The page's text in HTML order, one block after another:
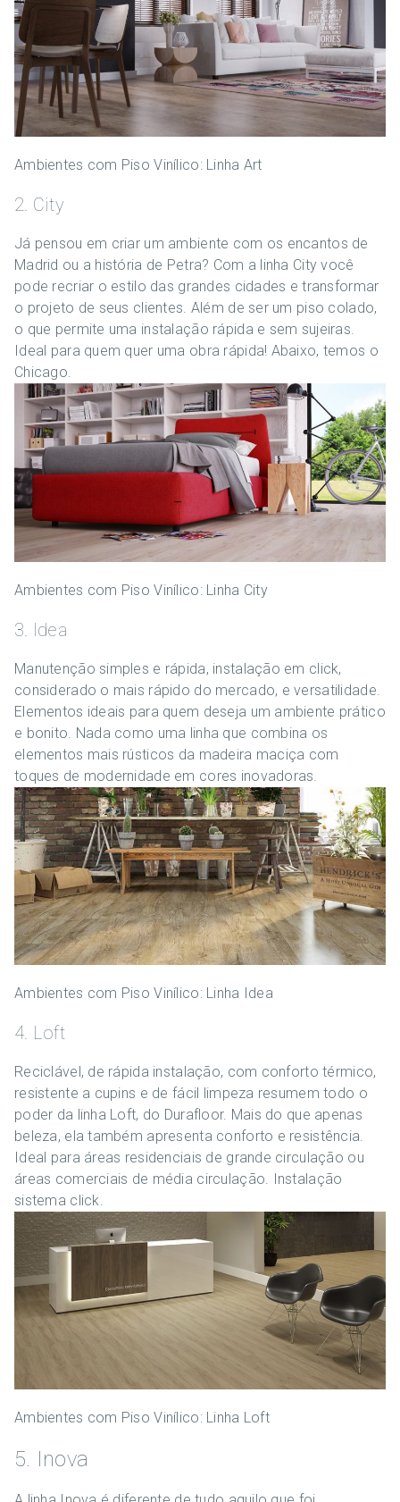
Ambientes com Piso Vinílico: Linha Art
2. City
Já pensou em criar um ambiente com os encantos de
Madrid ou a história de Petra? Com a linha City você
pode recriar o estilo das grandes cidades e transformar
o projeto de seus clientes. Além de ser um piso colado,
o que permite uma instalação rápida e sem sujeiras.
Ideal para quem quer uma obra rápida! Abaixo, temos o
Chicago.
Ambientes com Piso Vinílico: Linha City
3. Idea
Manutenção simples e rápida, instalação em click,
considerado o mais rápido do mercado, e versatilidade.
Elementos ideais para quem deseja um ambiente prático
e bonito. Nada como uma linha que combina os
elementos mais rústicos da madeira maciça com
toques de modernidade em cores inovadoras.
Ambientes com Piso Vinílico: Linha Idea
4. Loft
Reciclável, de rápida instalação, com conforto térmico,
resistente a cupins e de fácil limpeza resumem todo o
poder da linha Loft, do Durafloor. Mais do que apenas
beleza, ela também apresenta conforto e resistência.
Ideal para áreas residenciais de grande circulação ou
áreas comerciais de média circulação. Instalação
sistema click.
Ambientes com Piso Vinílico: Linha Loft
5. Inova